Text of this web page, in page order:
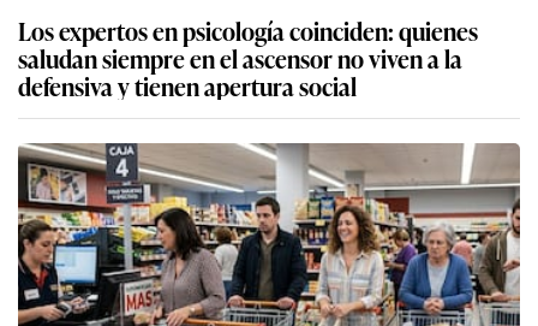
Los expertos en psicología coinciden: quienes
saludan siempre en el ascensor no viven a la
defensiva y tienen apertura social